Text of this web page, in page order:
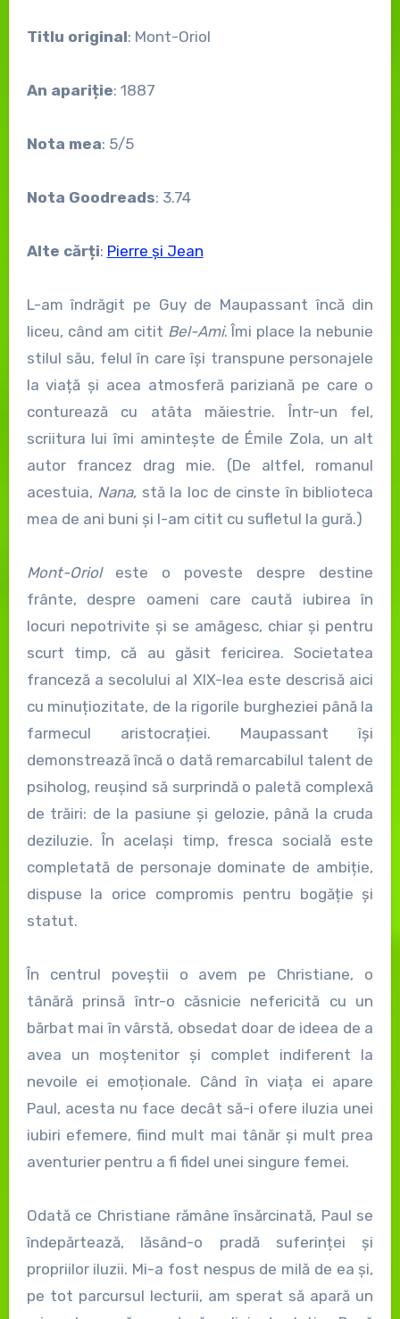
Titlu original: Mont-Oriol
An apariție: 1887
Nota mea: 5/5
Nota Goodreads: 3.74
Alte cărți: Pierre și Jean
L-am îndrăgit pe Guy de Maupassant încă din
liceu, când am citit Bel-Ami. Îmi place la nebunie
stilul său, felul în care își transpune personajele
la viață și acea atmosferă pariziană pe care o
conturează cu atâta măiestrie. Într-un fel,
scriitura lui îmi amintește de Émile Zola, un alt
autor francez drag mie. (De altfel, romanul
acestuia, Nana, stă la loc de cinste în biblioteca
mea de ani buni și l-am citit cu sufletul la gură.)
Mont-Orioleste o poveste despre destine
frânte, despre oameni care caută iubirea în
locuri nepotrivite și se amăgesc, chiar și pentru
scurt timp, că au găsit fericirea. Societatea
franceză a secolului al XIX-lea este descrisă aici
cu minuțiozitate, de la rigorile burgheziei până la
farmecul aristocrației. Maupassant își
demonstrează încă o dată remarcabilul talent de
psiholog, reușind să surprindă o paletă complexă
de trăiri: de la pasiune și gelozie, până la cruda
deziluzie. În același timp, fresca socială este
completată de personaje dominate de ambiție,
dispuse la orice compromis pentru bogăție și
statut.
În centrul poveștii o avem pe Christiane, o
tânără prinsă într-o căsnicie nefericită cu un
bărbat mai în vârstă, obsedat doar de ideea de a
avea un moștenitor și complet indiferent la
nevoile ei emoționale. Când în viața ei apare
Paul, acesta nu face decât să-i ofere iluzia unei
iubiri efemere, fiind mult mai tânăr și mult prea
aventurier pentru a fi fidel unei singure femei.
Odată ce Christiane rămâne însărcinată, Paul se
îndepărtează, lăsând-o pradă suferinței și
propriilor iluzii. Mi-a fost nespus de milă de ea și,
pe tot parcursul lecturii, am sperat să apară un